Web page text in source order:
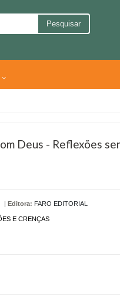
Pesquisar
Deus - Reflexões
| Editora: FARO EDITORIAL
E CRENÇAS